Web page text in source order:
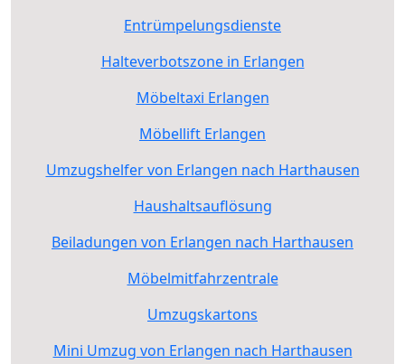
Entrümpelungsdienste
Halteverbotszone in Erlangen
Möbeltaxi Erlangen
Möbellift Erlangen
Umzugshelfer von Erlangen nach Harthausen
Haushaltsauflösung
Beiladungen von Erlangen nach Harthausen
Möbelmitfahrzentrale
Umzugskartons
Mini Umzug von Erlangen nach Harthausen